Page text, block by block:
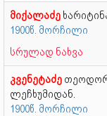
მიქალაძე
1900წ. მორჩილი
სრულად ნახვა
კვენეტაძე
ლეჩხუმიდან.
1900წ. მორჩილი